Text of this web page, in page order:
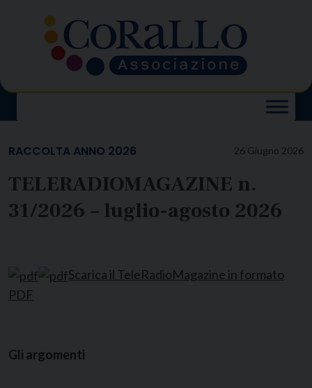
content
26 Giugno 2026
RACCOLTA ANNO 2026
TELERADIOMAGAZINE n.
31/2026 – luglio-agosto 2026
Scarica il TeleRadioMagazine in formato
PDF
Gli argomenti